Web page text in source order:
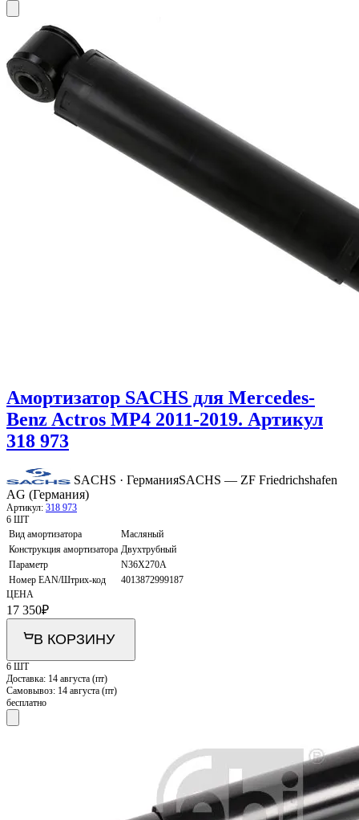
Амортизатор SACHS для Mercedes-
Benz Actros MP4 2011-2019. Артикул
318 973
SACHS · ГерманияSACHS — ZF Friedrichshafen
AG (Германия)
Артикул: 318 973
6 ШТ
Вид амортизатора
Масляный
Конструкция амортизатора Двухтрубный
Параметр
N36X270A
Номер EAN/Штрих-код
4013872999187
ЦЕНА
17 350₽
В КОРЗИНУ
6 ШТ
Доставка: 14 августа (пт)
Самовывоз: 14 августа (пт)
бесплатно